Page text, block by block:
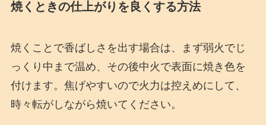
焼くときの仕上がりを良くする方法
焼くことで香ばしさを出す場合は、まず弱火でじ
っくり中まで温め、その後中火で表面に焼き色を
付けます。焦げやすいので火力は控えめにして、
時々転がしながら焼いてください。